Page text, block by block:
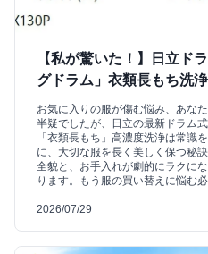
【私が驚いた！】日立ド
グドラム」衣類長もち洗
お気に入りの服が傷む悩み、あな
半疑でしたが、日立の最新ドラム
「衣類長もち」高濃度洗浄は常識
に、大切な服を長く美しく保つ秘
全貌と、お手入れが劇的にラクに
ります。もう服の買い替えに悩む
2026/07/29